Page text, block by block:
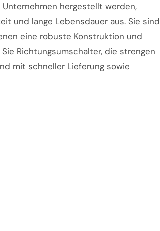
hergestellt werden,
und lange Lebensdauer aus. Sie sind
eine robuste Konstruktion und
Richtungsumschalter, die strengen
mit schneller Lieferung sowie